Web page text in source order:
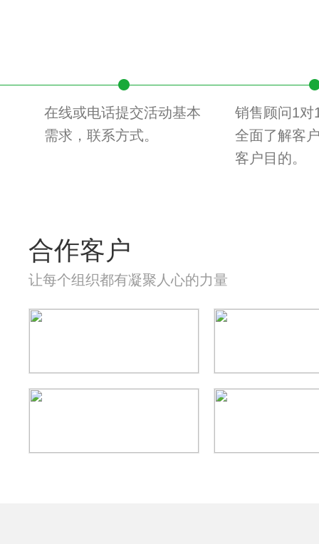
在线或电话提交活动基本
需求，联系方式。
销售顾问1对
全面了解客
客户目的。
合作客户
让每个组织都有凝聚人心的力量